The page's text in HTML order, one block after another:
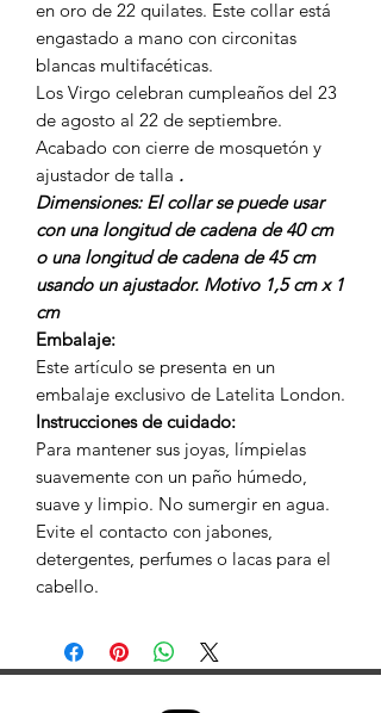
en oro de 22 quilates. Este collar está
engastado a mano con circonitas
blancas multifacéticas.
Los Virgo celebran cumpleaños del 23
de agosto al 22 de septiembre.
Acabado con cierre de mosquetón y
ajustador de talla .
Dimensiones: El collar se puede usar
con una longitud de cadena de 40 cm
o una longitud de cadena de 45 cm
usando un ajustador. Motivo 1,5 cm x 1
cm
Embalaje:
Este artículo se presenta en un
embalaje exclusivo de Latelita London.
Instrucciones de cuidado:
Para mantener sus joyas, límpielas
suavemente con un paño húmedo,
suave y limpio. No sumergir en agua.
Evite el contacto con jabones,
detergentes, perfumes o lacas para el
cabello.